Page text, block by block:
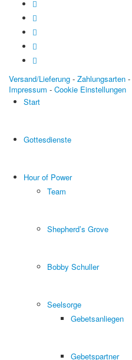
Versand/Lieferung - Zahlungsarten -
Impressum - Cookie Einstellungen
Start
Gottesdienste
Hour of Power
Team
Shepherd’s Grove
Bobby Schuller
Seelsorge
Gebetsanliegen
Gebetspartner